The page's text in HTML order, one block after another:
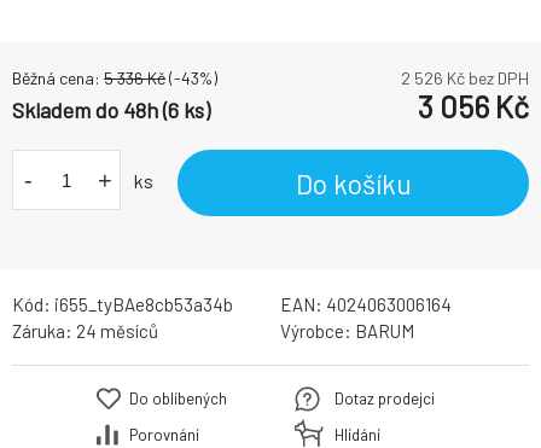
Běžná cena: 5 336Kč(-43%) 2 526 Kč bez DPH
Skladem do 48h (6 ks) 3 056 Kč
- + ks Do košíku
Kód: i655_tyBAe8cb53a34b EAN: 4024063006164
Záruka: 24 měsíců Výrobce: BARUM
Do oblíbených
Porovnání
Dotaz prodejci
Hlídání